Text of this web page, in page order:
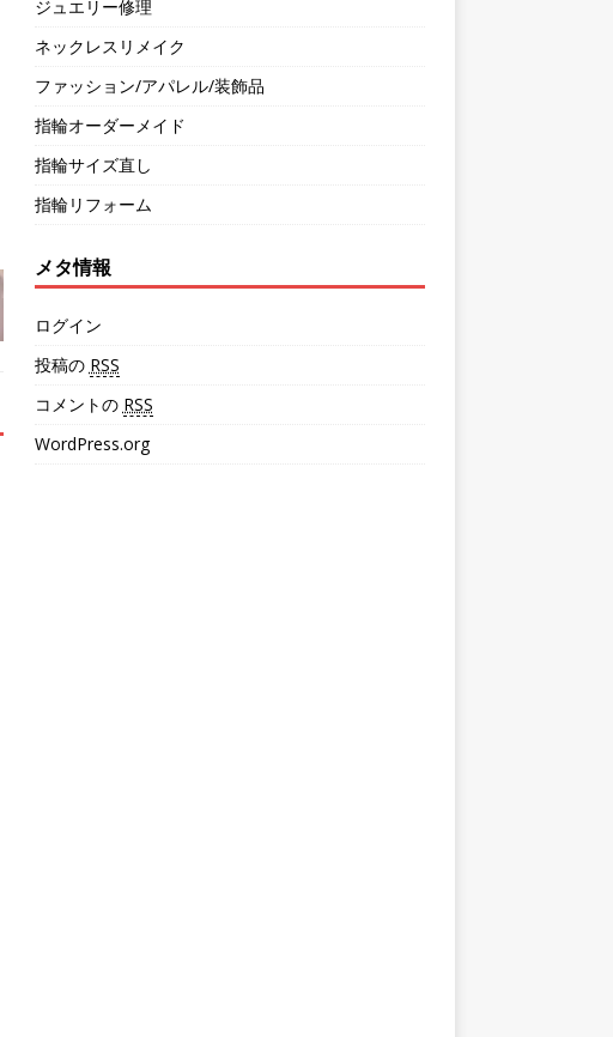
ジュエリー修理
ネックレスリメイク
ファッション/アパレル/装飾品
指輪オーダーメイド
指輪サイズ直し
指輪リフォーム
メタ情報
ログイン
投稿の RSS
コメントの RSS
WordPress.org